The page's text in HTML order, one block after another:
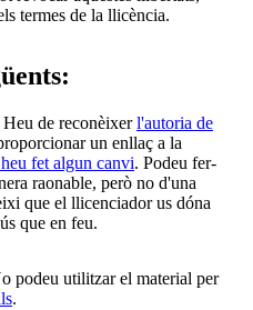
termes de la llicència.
de reconèixerl'autoria de
un enllaç a la
fet algun canvi. Podeu fer-
raonable, però no d'una
que el llicenciador us dóna
que en feu.
podeu utilitzar el material per
.